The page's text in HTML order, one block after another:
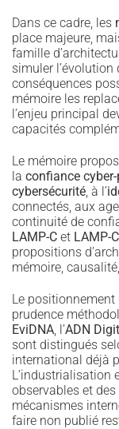
Dans ce cadre, les
place majeure,
famille
simuler l’évolution
conséquences
mémoire les
l’enjeu principal
capacités
Le mémoire
la confiance
cybersécurité, à l’
connectés, aux
continuité de
LAMP-C et LAMP-
propositions
mémoire,
Le
prudence
EviDNA, l’ADN
sont distingués
international déjà
L’industrialisation
observables et
mécanismes
faire non publié